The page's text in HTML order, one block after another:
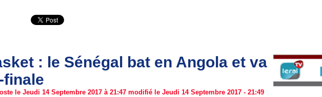
: le Sénégal bat en Angola et va
finale
le Jeudi 14 Septembre 2017 à 21:47 modifié le Jeudi 14 Septembre 2017 - 21:49